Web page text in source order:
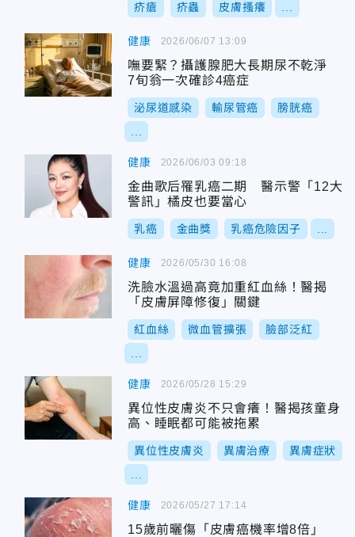
疥瘡 疥蟲 皮膚搔癢
健康
嘸要緊？攝護腺肥大長期尿不乾淨
7旬翁一次確診4癌症
泌尿道感染 輸尿管癌 膀胱癌
2026/06/07 13:09
健康
金曲歌后罹乳癌二期 醫示警「12大
警訊」橘皮也要當心
乳癌 金曲獎 乳癌危險因子
2026/06/03 09:18
健康
洗臉水溫過高竟加重紅血絲！醫揭
「皮膚屏障修復」關鍵
紅血絲 微血管擴張 臉部泛紅
2026/05/30 16:08
健康
異位性皮膚炎不只會癢！醫揭孩童身
高、睡眠都可能被拖累
異位性皮膚炎 異膚治療 異膚症狀
2026/05/28 15:29
健康
15歲前曬傷「皮膚癌機率增8倍」
2026/05/27 17:14